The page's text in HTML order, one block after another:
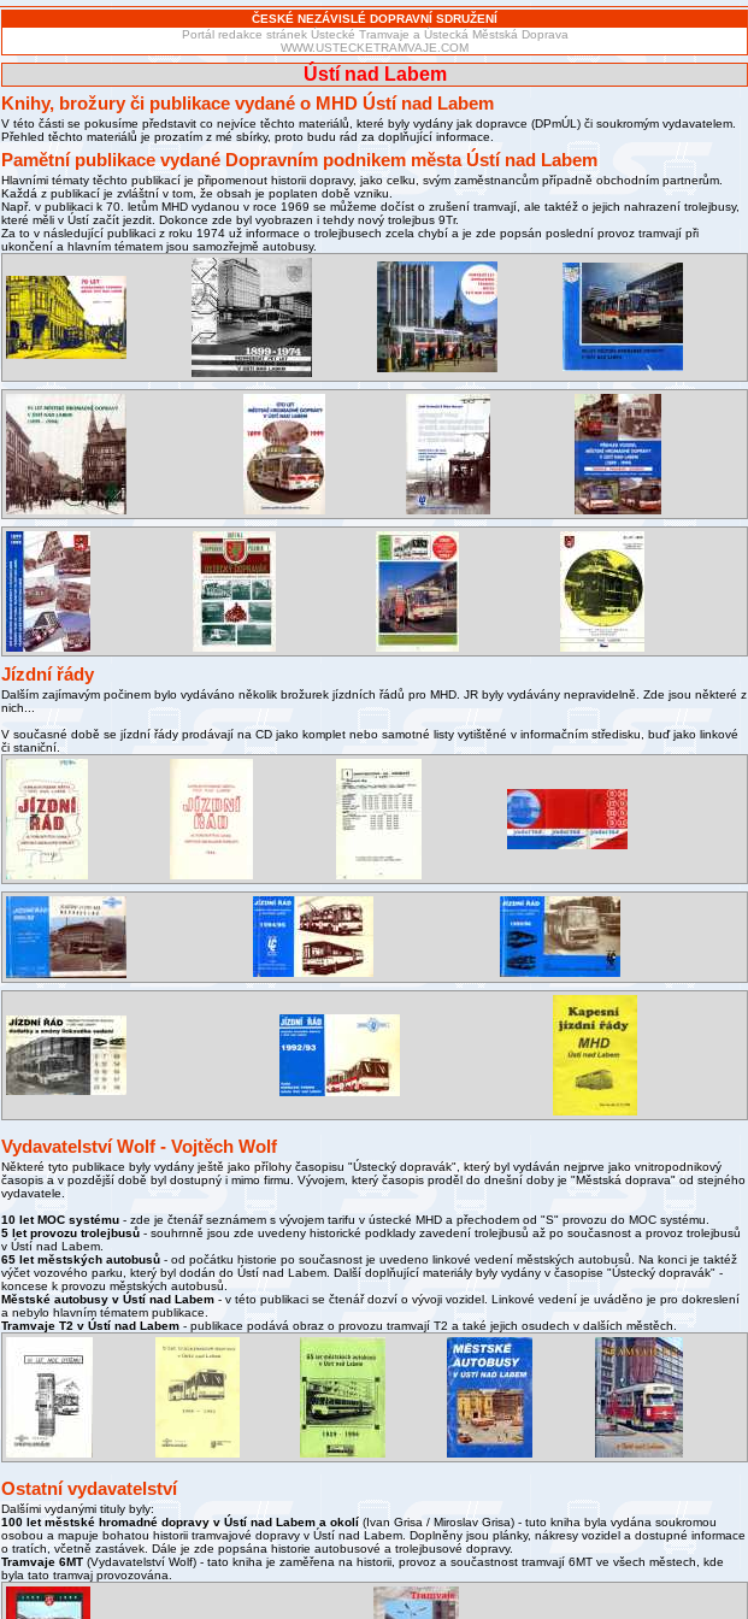
ČESKÉ NEZÁVISLÉ DOPRAVNÍ SDRUŽENÍ
Portál redakce stránek Ústecké Tramvaje a Ústecká Městská Doprava
WWW.USTECKETRAMVAJE.COM
Ústí nad Labem
Knihy, brožury či publikace vydané o MHD Ústí nad Labem
V této části se pokusíme představit co nejvíce těchto materiálů, které byly vydány jak dopravce (DPmÚL) či soukromým vydavatelem.
Přehled těchto materiálů je prozatím z mé sbírky, proto budu rád za doplňující informace.
Pamětní publikace vydané Dopravním podnikem města Ústí nad Labem
Hlavními tématy těchto publikací je připomenout historii dopravy, jako celku, svým zaměstnancům případně obchodním partnerům.
Každá z publikací je zvláštní v tom, že obsah je poplaten době vzniku.
Např. v publikaci k 70. letům MHD vydanou v roce 1969 se můžeme dočíst o zrušení tramvají, ale taktéž o jejich nahrazení trolejbusy,
které měli v Ústí začít jezdit. Dokonce zde byl vyobrazen i tehdy nový trolejbus 9Tr.
Za to v následující publikaci z roku 1974 už informace o trolejbusech zcela chybí a je zde popsán poslední provoz tramvají při
ukončení a hlavním tématem jsou samozřejmě autobusy.
Jízdní řády
Dalším zajímavým počinem bylo vydáváno několik brožurek jízdních řádů pro MHD. JR byly vydávány nepravidelně. Zde jsou některé z
nich...
V současné době se jízdní řády prodávají na CD jako komplet nebo samotné listy vytištěné v informačním středisku, buď jako linkové
či staniční.
Vydavatelství Wolf - Vojtěch Wolf
Některé tyto publikace byly vydány ještě jako přílohy časopisu "Ústecký dopravák", který byl vydáván nejprve jako vnitropodnikový
časopis a v pozdější době byl dostupný i mimo firmu. Vývojem, který časopis proděl do dnešní doby je "Městská doprava" od stejného
vydavatele.
10 let MOC systému - zde je čtenář seznámem s vývojem tarifu v ústecké MHD a přechodem od "S" provozu do MOC systému.
5 let provozu trolejbusů - souhrnně jsou zde uvedeny historické podklady zavedení trolejbusů až po současnost a provoz trolejbusů
v Ústí nad Labem.
65 let městských autobusů - od počátku historie po současnost je uvedeno linkové vedení městských autobusů. Na konci je taktéž
výčet vozového parku, který byl dodán do Ústí nad Labem. Další doplňující materiály byly vydány v časopise "Ústecký dopravák" -
koncese k provozu městských autobusů.
Městské autobusy v Ústí nad Labem - v této publikaci se čtenář dozví o vývoji vozidel. Linkové vedení je uváděno je pro dokreslení
a nebylo hlavním tématem publikace.
Tramvaje T2 v Ústí nad Labem - publikace podává obraz o provozu tramvají T2 a také jejich osudech v dalších městěch.
Ostatní vydavatelství
Dalšími vydanými tituly byly:
100 let městské hromadné dopravy v Ústí nad Labem a okolí(Ivan Grisa / Miroslav Grisa) - tuto kniha byla vydána soukromou
osobou a mapuje bohatou historii tramvajové dopravy v Ústí nad Labem. Doplněny jsou plánky, nákresy vozidel a dostupné informace
o tratích, včetně zastávek. Dále je zde popsána historie autobusové a trolejbusové dopravy.
Tramvaje 6MT (Vydavatelství Wolf) - tato kniha je zaměřena na historii, provoz a součastnost tramvají 6MT ve všech městech, kde
byla tato tramvaj provozována.